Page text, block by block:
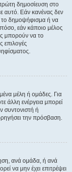
δημοσίευση στο
αυτό. Εάν κανένας δεν
το δημοψήφισμα ή να
εάν κάποιο μέλος
μπορούν να το
επιλογές
μέλη ή ομάδες. Για
άλλη ενέργεια μπορεί
συντονιστή ή
την πρόσβαση.
ανά ομάδα, ή ανά
να μην έχει επιτρέψει